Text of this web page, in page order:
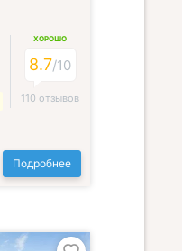
ХОРОШО
8.7/10
110 отзывов
Подробнее